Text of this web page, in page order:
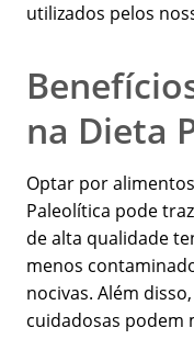
utilizados pelos
na Dieta
Optar por
Paleolítica pode
de alta qualidade
menos
nocivas. Além
cuidadosas podem